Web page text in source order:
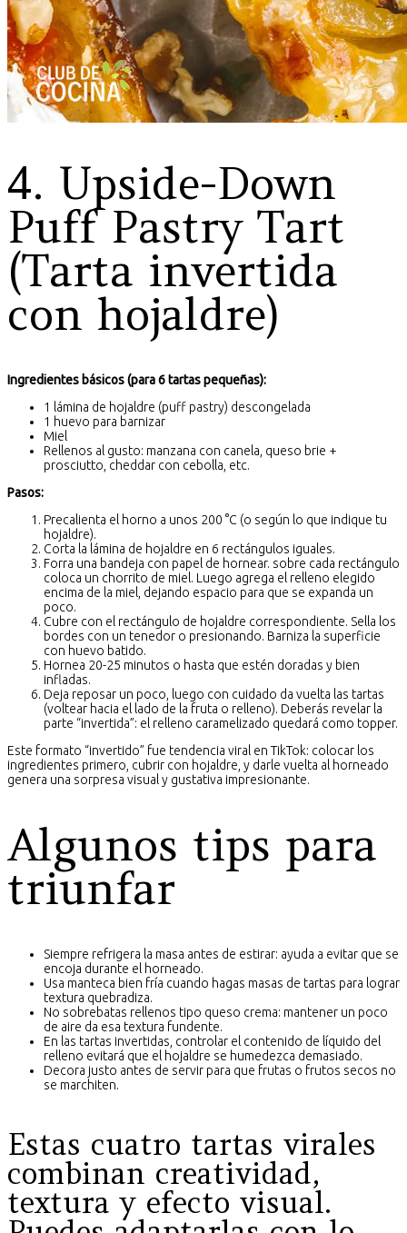
4. Upside-Down
Puff Pastry Tart
(Tarta invertida
con hojaldre)
Ingredientes básicos (para 6 tartas pequeñas):
1 lámina de hojaldre (puff pastry) descongelada
1 huevo para barnizar
Miel
Rellenos al gusto: manzana con canela, queso brie +
prosciutto, cheddar con cebolla, etc.
Pasos:
Precalienta el horno a unos 200 °C (o según lo que indique tu
hojaldre).
Corta la lámina de hojaldre en 6 rectángulos iguales.
Forra una bandeja con papel de hornear. sobre cada rectángulo
coloca un chorrito de miel. Luego agrega el relleno elegido
encima de la miel, dejando espacio para que se expanda un
poco.
Cubre con el rectángulo de hojaldre correspondiente. Sella los
bordes con un tenedor o presionando. Barniza la superficie
con huevo batido.
Hornea 20-25 minutos o hasta que estén doradas y bien
infladas.
Deja reposar un poco, luego con cuidado da vuelta las tartas
(voltear hacia el lado de la fruta o relleno). Deberás revelar la
parte “invertida”: el relleno caramelizado quedará como topper.
Este formato “invertido” fue tendencia viral en TikTok: colocar los
ingredientes primero, cubrir con hojaldre, y darle vuelta al horneado
genera una sorpresa visual y gustativa impresionante.
Algunos tips para
triunfar
Siempre refrigera la masa antes de estirar: ayuda a evitar que se
encoja durante el horneado.
Usa manteca bien fría cuando hagas masas de tartas para lograr
textura quebradiza.
No sobrebatas rellenos tipo queso crema: mantener un poco
de aire da esa textura fundente.
En las tartas invertidas, controlar el contenido de líquido del
relleno evitará que el hojaldre se humedezca demasiado.
Decora justo antes de servir para que frutas o frutos secos no
se marchiten.
Estas cuatro tartas virales
combinan creatividad,
textura y efecto visual.